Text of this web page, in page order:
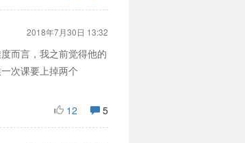
2018年7月30日 13:32
而言，我之前觉得他的
次课要上掉两个
12
5